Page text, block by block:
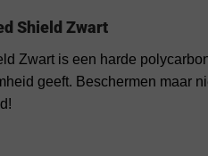
Shield Zwart
Zwart is een harde
geeft. Beschermen maar